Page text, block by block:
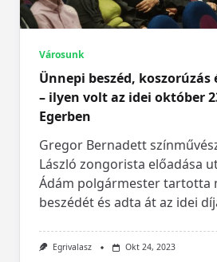
Városunk
Ünnepi beszéd,
– ilyen volt az idei október
Egerben
Gregor Bernadett
László zongorista előadása
Ádám polgármester tartotta
beszédét és adta át az idei
Egrivalasz Okt 24, 2023